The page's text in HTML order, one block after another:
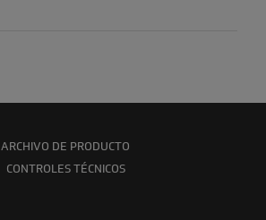
ARCHIVO DE PRODUCTO
CONTROLES TÉCNICOS